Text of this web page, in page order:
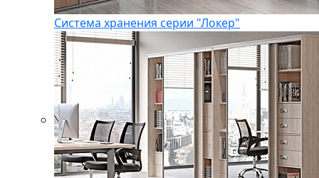
Система хранения серии "Локер"